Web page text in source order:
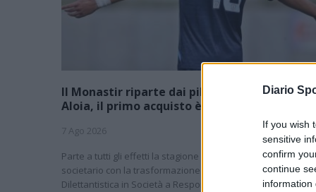
Diario
If you wish
sensitive
confirm
continue
information
Il Monastir riparte dai pilastri Masia, Pinna e
Aloia, il primo acquisto è Loru
7 Ago 2026
Parte a tutti gli effetti la stagione del Monastir, a livello
societario con la trasformazione da Associazione Sportiva
Dilettantistica in Società a Responsabilità Limitata, sul lato